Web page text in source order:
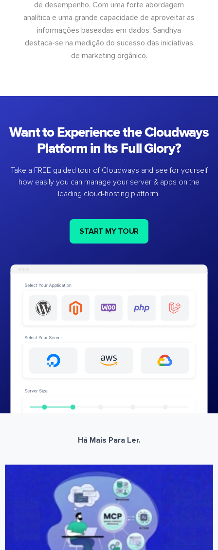
de desempenho. Com uma forte abordagem
analítica e uma grande capacidade de aproveitar as
informações baseadas em dados, Sandhya
destaca-se na medição do sucesso das iniciativas
de marketing orgânico.
Want to Experience the Cloudways
Platform in Its Full Glory?
Take a FREE guided tour of Cloudways and see for yourself
how easily you can manage your server & apps on the
leading cloud-hosting platform.
START MY TOUR
Há Mais Para Ler.